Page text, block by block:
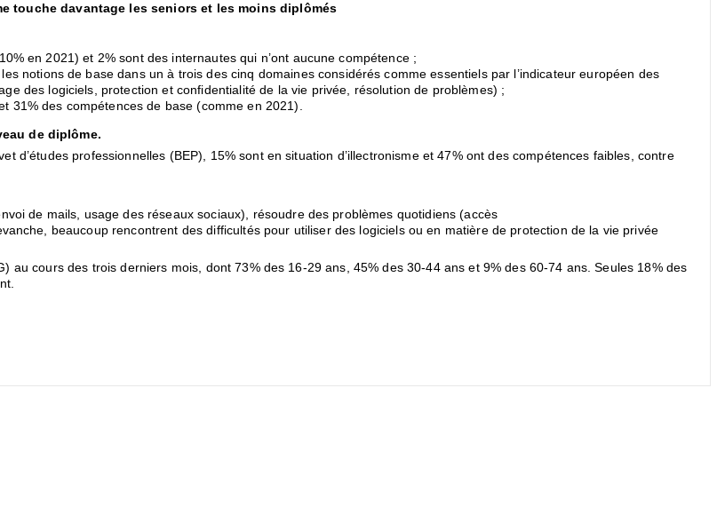
touche davantage les seniors et les moins diplômés
en 2021) et 2% sont des internautes qui n’ont aucune compétence ;
notions de base dans un à trois des cinq domaines considérés comme essentiels par l’indicateur européen des
des logiciels, protection et confidentialité de la vie privée, résolution de problèmes) ;
31% des compétences de base (comme en 2021).
de diplôme.
d’études professionnelles (BEP), 15% sont en situation d’illectronisme et 47% ont des compétences faibles, contre
de mails, usage des réseaux sociaux), résoudre des problèmes quotidiens (accès
beaucoup rencontrent des difficultés pour utiliser des logiciels ou en matière de protection de la vie privée
au cours des trois derniers mois, dont 73% des 16-29 ans, 45% des 30-44 ans et 9% des 60-74 ans. Seules 18% des